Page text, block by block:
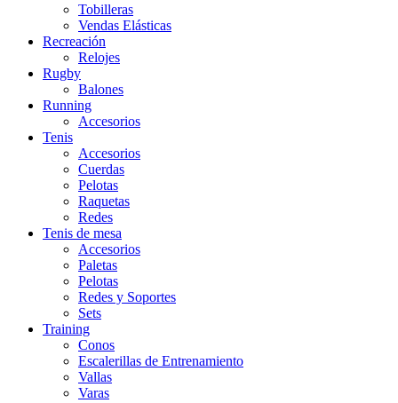
Tobilleras
Vendas Elásticas
Recreación
Relojes
Rugby
Balones
Running
Accesorios
Tenis
Accesorios
Cuerdas
Pelotas
Raquetas
Redes
Tenis de mesa
Accesorios
Paletas
Pelotas
Redes y Soportes
Sets
Training
Conos
Escalerillas de Entrenamiento
Vallas
Varas